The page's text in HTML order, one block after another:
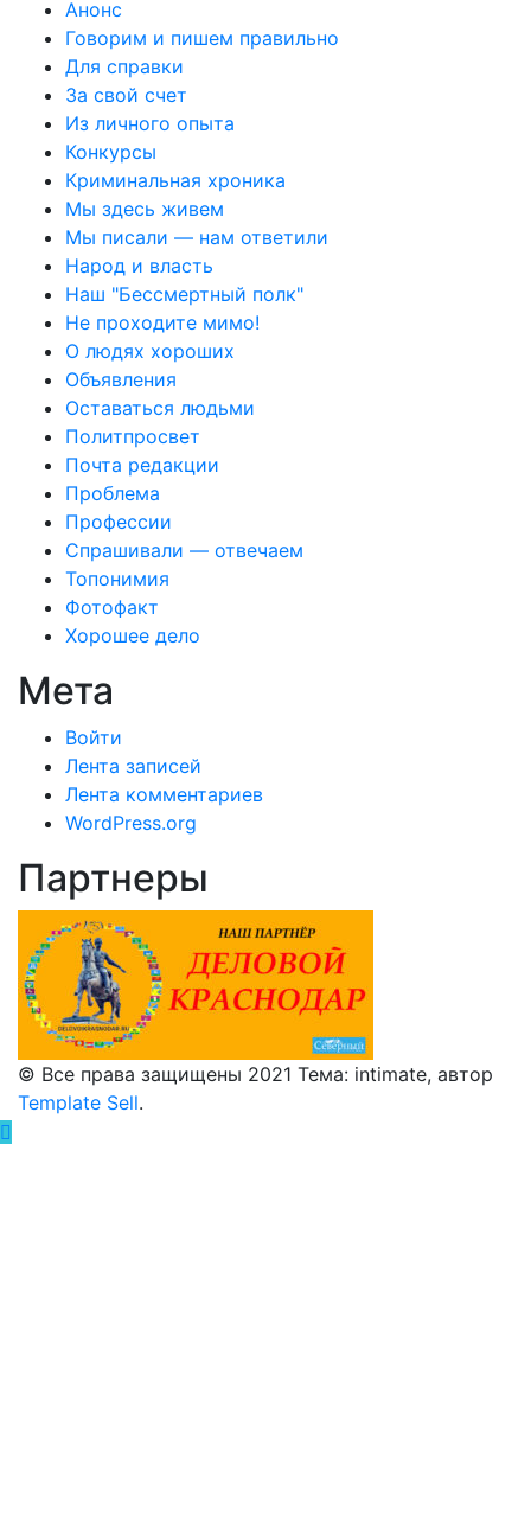
Анонс
Говорим и пишем правильно
Для справки
За свой счет
Из личного опыта
Конкурсы
Криминальная хроника
Мы здесь живем
Мы писали — нам ответили
Народ и власть
Наш "Бессмертный полк"
Не проходите мимо!
О людях хороших
Объявления
Оставаться людьми
Политпросвет
Почта редакции
Проблема
Профессии
Спрашивали — отвечаем
Топонимия
Фотофакт
Хорошее дело
Мета
Войти
Лента записей
Лента комментариев
WordPress.org
Партнеры
© Все права защищены 2021 Тема: intimate, автор
Template Sell.